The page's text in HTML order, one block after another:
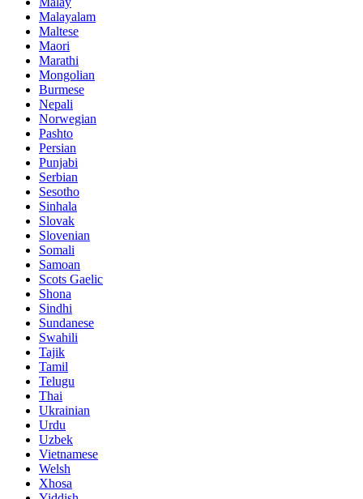
Malayalam
Maltese
Maori
Marathi
Mongolian
Burmese
Nepali
Norwegian
Pashto
Persian
Punjabi
Serbian
Sesotho
Sinhala
Slovak
Slovenian
Somali
Samoan
Scots Gaelic
Shona
Sindhi
Sundanese
Swahili
Tajik
Tamil
Telugu
Thai
Ukrainian
Urdu
Uzbek
Vietnamese
Welsh
Xhosa